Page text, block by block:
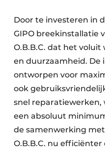
Door te investeren in
GIPO breekinstallatie
O.B.B.C. dat het
en duurzaamheid. De
ontworpen voor
ook
snel
een absoluut
de samenwerking
O.B.B.C. nu